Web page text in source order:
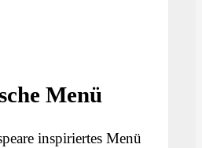
Menü
inspiriertes Menü